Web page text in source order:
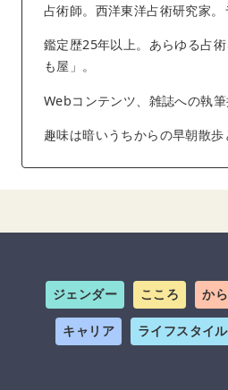
占術師。西洋東洋占術研究家。
鑑定歴25年以上。あらゆる占
も屋」。
Webコンテンツ、雑誌への執筆
趣味は暗いうちからの早朝散歩
ジェンダー こころ か
キャリア ライフスタイル